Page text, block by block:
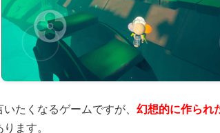
たくなるゲームですが、 幻想的に作られ
ます。